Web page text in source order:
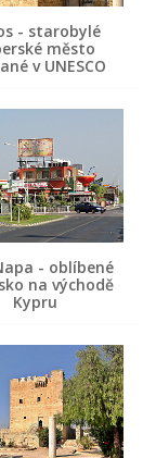
- starobylé
město
v UNESCO
- oblíbené
na východě
Kypru